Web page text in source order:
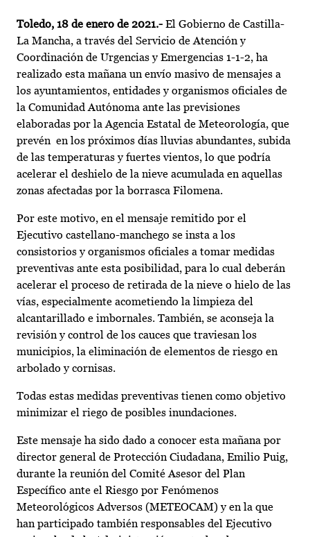
Toledo, 18 de enero de 2021.- El Gobierno de Castilla-
La Mancha, a través del Servicio de Atención y
Coordinación de Urgencias y Emergencias 1-1-2, ha
realizado esta mañana un envío masivo de mensajes a
los ayuntamientos, entidades y organismos oficiales de
la Comunidad Autónoma ante las previsiones
elaboradas por la Agencia Estatal de Meteorología, que
prevén en los próximos días lluvias abundantes, subida
de las temperaturas y fuertes vientos, lo que podría
acelerar el deshielo de la nieve acumulada en aquellas
zonas afectadas por la borrasca Filomena.
Por este motivo, en el mensaje remitido por el
Ejecutivo castellano-manchego se insta a los
consistorios y organismos oficiales a tomar medidas
preventivas ante esta posibilidad, para lo cual deberán
acelerar el proceso de retirada de la nieve o hielo de las
vías, especialmente acometiendo la limpieza del
alcantarillado e imbornales. También, se aconseja la
revisión y control de los cauces que traviesan los
municipios, la eliminación de elementos de riesgo en
arbolado y cornisas.
Todas estas medidas preventivas tienen como objetivo
minimizar el riego de posibles inundaciones.
Este mensaje ha sido dado a conocer esta mañana por
director general de Protección Ciudadana, Emilio Puig,
durante la reunión del Comité Asesor del Plan
Específico ante el Riesgo por Fenómenos
Meteorológicos Adversos (METEOCAM) y en la que
han participado también responsables del Ejecutivo